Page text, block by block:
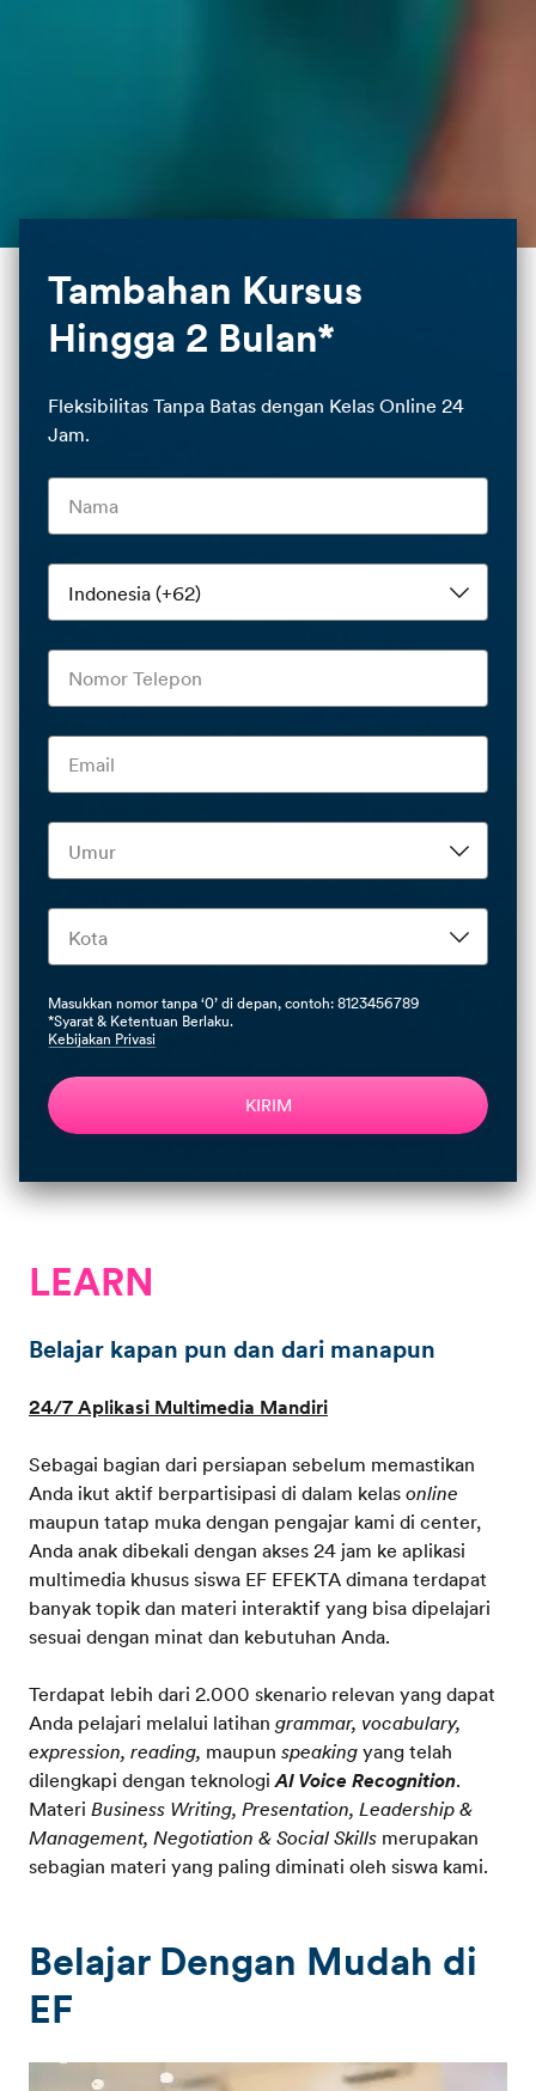
Tambahan Kursus
Hingga 2 Bulan*
Fleksibilitas Tanpa Batas dengan Kelas Online 24
Jam.
Masukkan nomor tanpa ‘0’ di depan, contoh: 8123456789
*Syarat & Ketentuan Berlaku.
Kebijakan Privasi
KIRIM
LEARN
Belajar kapan pun dan dari manapun
24/7 Aplikasi Multimedia Mandiri
Sebagai bagian dari persiapan sebelum memastikan
Anda ikut aktif berpartisipasi di dalam kelasonline
maupun tatap muka dengan pengajar kami di center,
Anda anak dibekali dengan akses 24 jam ke aplikasi
multimedia khusus siswa EF EFEKTA dimana terdapat
banyak topik dan materi interaktif yang bisa dipelajari
sesuai dengan minat dan kebutuhan Anda.
Terdapat lebih dari 2.000 skenario relevan yang dapat
Anda pelajari melalui latihan grammar, vocabulary,
expression, reading, maupun speakingyang telah
dilengkapi dengan teknologiAI Voice Recognition.
Materi Business Writing, Presentation, Leadership &
Management, Negotiation & Social Skills merupakan
sebagian materi yang paling diminati oleh siswa kami.
Belajar Dengan Mudah di
EF